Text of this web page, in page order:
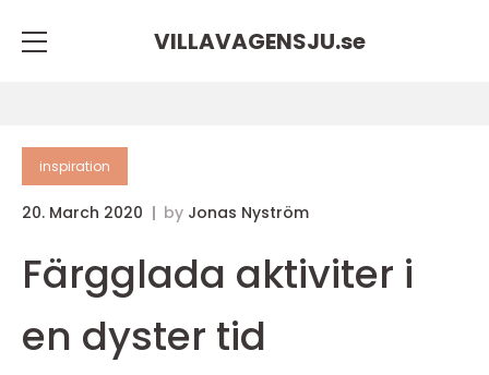
VILLAVAGENSJU.se
inspiration
20. March 2020 by Jonas Nyström
Färgglada aktiviter i
en dyster tid